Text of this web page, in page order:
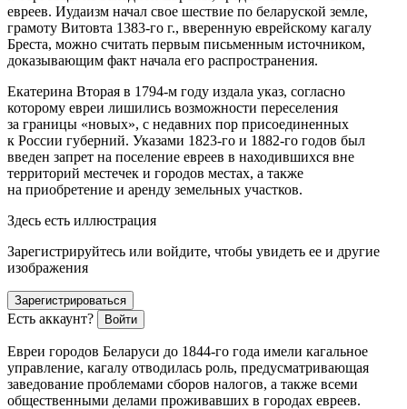
евреев. Иудаизм начал свое шествие по беларуской земле,
грамоту Витовта 1383-го г., вверенную еврейскому кагалу
Бреста, можно считать первым письменным источником,
доказывающим факт начала его распространения.
Екатерина Вторая в 1794-м году издала указ, согласно
которому евреи лишились возможности переселения
за границы «новых», с недавних пор присоединенных
к России губерний. Указами 1823-го и 1882-го годов был
введен запрет на поселение евреев в находившихся вне
территорий местечек и городов местах, а также
на приобретение и аренду земельных участков.
Здесь есть иллюстрация
Зарегистрируйтесь или войдите, чтобы увидеть ее и другие
изображения
Зарегистрироваться
Есть аккаунт? Войти
Евреи городов Беларуси до 1844-го года имели кагальное
управление, кагалу отводилась роль, предусматривающая
заведование проблемами сборов налогов, а также всеми
общественными делами проживавших в городах евреев.